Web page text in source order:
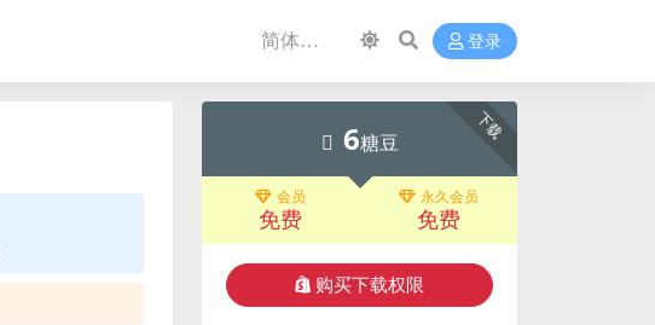
登录
下载
6糖豆
会员
免费
永久会员
免费
购买下载权限